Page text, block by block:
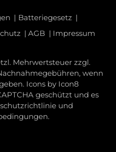
Batteriegesetz
AGB Impressum
Mehrwertsteuer zzgl.
wenn
Icons by Icon8
geschützt und es
und
.